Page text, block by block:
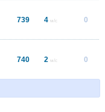
739 4 м/с 0
740 2 м/с 0